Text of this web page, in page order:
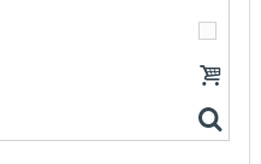
& Nettoyant...